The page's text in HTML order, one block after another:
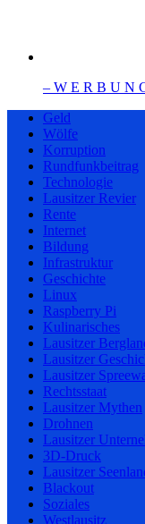
– W Ε R Β U Ν
Geld
Wölfe
Korruption
Rundfunkbeitrag
Technologie
Lausitzer Revier
Rente
Internet
Bildung
Infrastruktur
Geschichte
Linux
Raspberry Pi
Kulinarisches
Lausitzer
Lausitzer
Lausitzer
Rechtsstaat
Lausitzer Mythen
Drohnen
Lausitzer
3D-Druck
Lausitzer
Blackout
Soziales
Westlausitz